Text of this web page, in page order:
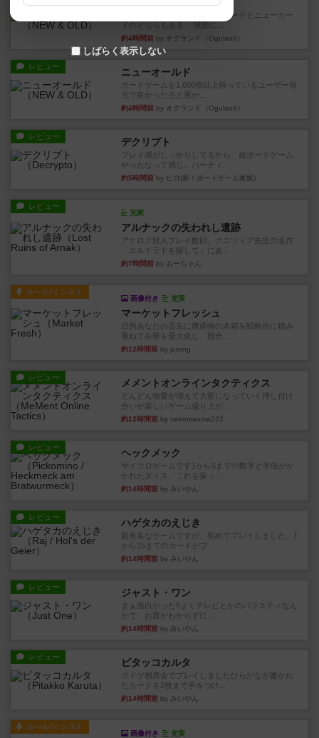
ゲーム終了時に、「オールドカードとニューカー
ドのどちらもある」 状態に...
約4時間前 by オグランド（Oguland）
レビュー ニューオールド
ボードゲームを1,000個以上持っているユーザー視
点で良かった点と悪か...
約4時間前 by オグランド（Oguland）
レビュー デクリプト
プレイ感がしっかりしてるから、超ボードゲーム
やったなって感じ。パーティ...
約5時間前 by ヒロ(新！ボードゲーム家族)
レビュー
充実
アルナックの失われし遺跡
アナログ対人プレイ数回。クニツィア先生の名作
「エルドラドを探して」にあ...
約7時間前 by おーちゃん
ルール/インスト
画像付き 充実
マーケットフレッシュ
目的あなたの店先に農産物の木箱を戦略的に積み
重ねて在庫を最大化し、競合...
約12時間前 by jurong
レビュー メメントオンラインタクティクス
どんどん物量が増えて大変になっていく押し付け
合いが楽しいゲーム盛り上が...
約12時間前 by nekomanma222
レビュー ヘックメック
サイコロゲームです1から5までの数字と芋虫がか
かれたダイス。これを振っ...
約14時間前 by みいやん
レビュー ハゲタカのえじき
超有名なゲームですが、初めてプレイしました。1
から15までのカードがプ...
約14時間前 by みいやん
レビュー ジャスト・ワン
まぁ面白かった‼️よくテレビとかのバラエティなん
かで、お題がわからずに...
約14時間前 by みいやん
レビュー ピタッコカルタ
ボドゲ相席会でプレイしましたひらがなが書かれ
たカードを2枚まで手をつけ...
約14時間前 by みいやん
ルール/インスト
画像付き 充実
しばらく表示しない